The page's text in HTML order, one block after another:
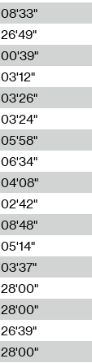
08'33"
26'49"
00'39"
03'12"
03'26"
03'24"
05'58"
06'34"
04'08"
02'42"
08'48"
05'14"
03'37"
28'00"
28'00"
26'39"
28'00"